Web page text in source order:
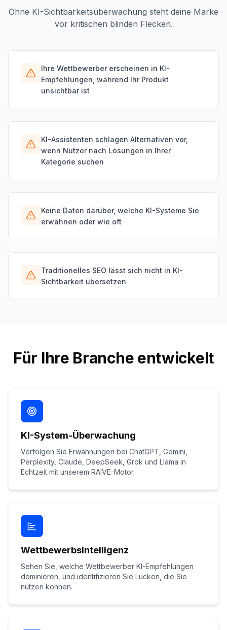
Ohne KI-Sichtbarkeitsüberwachung steht deine Marke
vor kritischen blinden Flecken.
Ihre Wettbewerber erscheinen in KI-
Empfehlungen, während Ihr Produkt
unsichtbar ist
KI-Assistenten schlagen Alternativen vor,
wenn Nutzer nach Lösungen in Ihrer
Kategorie suchen
Keine Daten darüber, welche KI-Systeme Sie
erwähnen oder wie oft
Traditionelles SEO lässt sich nicht in KI-
Sichtbarkeit übersetzen
Für Ihre Branche entwickelt
KI-System-Überwachung
Verfolgen Sie Erwähnungen bei ChatGPT, Gemini,
Perplexity, Claude, DeepSeek, Grok und Llama in
Echtzeit mit unserem RAIVE-Motor.
Wettbewerbsintelligenz
Sehen Sie, welche Wettbewerber KI-Empfehlungen
dominieren, und identifizieren Sie Lücken, die Sie
nutzen können.